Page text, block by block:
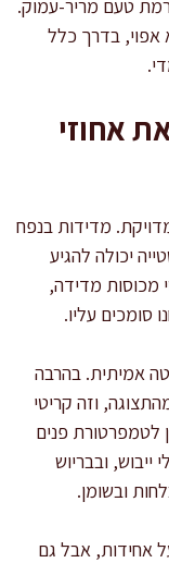
ומעלה, ותורמת טעם מריר-עמוק.
בדרך כלל
אחוזי
מדידות בנפח
יכולה להגיע
מכוסות מדידה,
סומכים עליו.
אמיתית. בהרבה
של 10–30 מעלות מהתצוגה, וזה קריטי
לטמפרטורת פנים
בלי ייבוש, ובבריוש
אחידות, אבל גם